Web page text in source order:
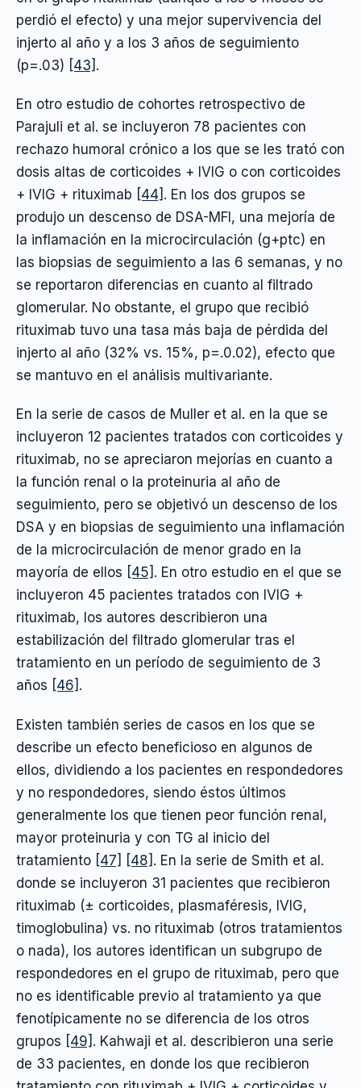
perdió el efecto) y una mejor supervivencia del
injerto al año y a los 3 años de seguimiento
(p=.03) [43] .
En otro estudio de cohortes retrospectivo de
Parajuli et al. se incluyeron 78 pacientes con
rechazo humoral crónico a los que se les trató con
dosis altas de corticoides + IVIG o con corticoides
+ IVIG + rituximab [44] . En los dos grupos se
produjo un descenso de DSA-MFI, una mejoría de
la inflamación en la microcirculación (g+ptc) en
las biopsias de seguimiento a las 6 semanas, y no
se reportaron diferencias en cuanto al filtrado
glomerular. No obstante, el grupo que recibió
rituximab tuvo una tasa más baja de pérdida del
injerto al año (32% vs. 15%, p=.0.02), efecto que
se mantuvo en el análisis multivariante.
En la serie de casos de Muller et al. en la que se
incluyeron 12 pacientes tratados con corticoides y
rituximab, no se apreciaron mejorías en cuanto a
la función renal o la proteinuria al año de
seguimiento, pero se objetivó un descenso de los
DSA y en biopsias de seguimiento una inflamación
de la microcirculación de menor grado en la
mayoría de ellos [45] . En otro estudio en el que se
incluyeron 45 pacientes tratados con IVIG +
rituximab, los autores describieron una
estabilización del filtrado glomerular tras el
tratamiento en un período de seguimiento de 3
años [46] .
Existen también series de casos en los que se
describe un efecto beneficioso en algunos de
ellos, dividiendo a los pacientes en respondedores
y no respondedores, siendo éstos últimos
generalmente los que tienen peor función renal,
mayor proteinuria y con TG al inicio del
tratamiento [47] [48] . En la serie de Smith et al.
donde se incluyeron 31 pacientes que recibieron
rituximab (± corticoides, plasmaféresis, IVIG,
timoglobulina) vs. no rituximab (otros tratamientos
o nada), los autores identifican un subgrupo de
respondedores en el grupo de rituximab, pero que
no es identificable previo al tratamiento ya que
fenotípicamente no se diferencia de los otros
grupos [49] . Kahwaji et al. describieron una serie
de 33 pacientes, en donde los que recibieron